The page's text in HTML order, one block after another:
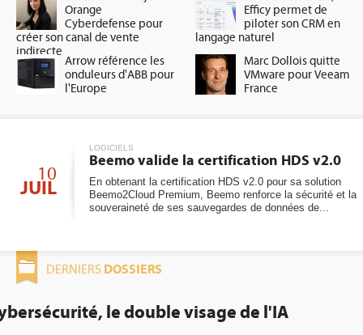
Orange
Cyberdefense pour
créer son canal de vente
indirecte
Efficy permet de
piloter son CRM en
langage naturel
Arrow référence les
onduleurs d'ABB pour
l'Europe
Marc Dollois quitte
VMware pour Veeam
France
10
JUIL
LOGICIELS
Beemo valide la certification HDS v2.0
En obtenant la certification HDS v2.0 pour sa solution
Beemo2Cloud Premium, Beemo renforce la sécurité et la
souveraineté de ses sauvegardes de données de...
DERNIERS DOSSIERS
visage de l'IA
DEE: